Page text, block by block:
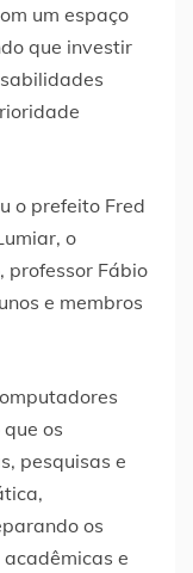
um espaço
que investir
o prefeito Fred
o
professor Fábio
e membros
os
pesquisas e
os
e